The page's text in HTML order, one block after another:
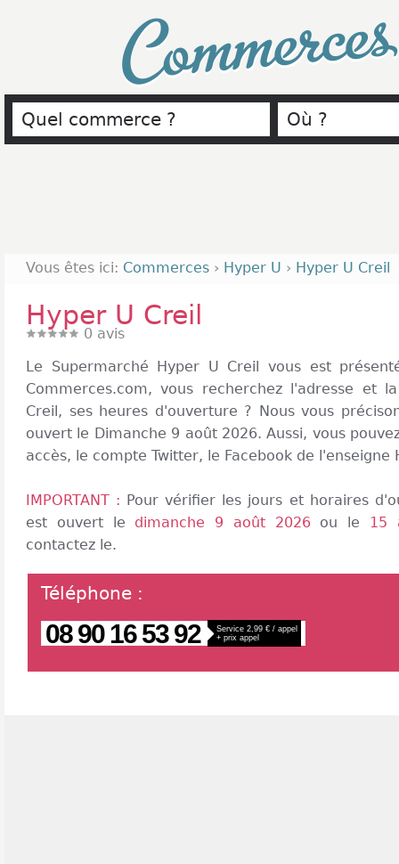
Vous êtes ici: Commerces › Hyper U › Hyper U Creil
Hyper U Creil
0 avis
Le Supermarché Hyper U Creil vous est
Commerces.com, vous recherchez l'adresse et
Creil, ses heures d'ouverture ? Nous vous
ouvert le Dimanche 9 août 2026. Aussi, vous
accès, le compte Twitter, le Facebook de l'enseigne
IMPORTANT : Pour vérifier les jours et horaires
est ouvert le dimanche 9 août 2026ou le 15
contactez le.
Téléphone :
08 90 16 53 92
Service 2,99 € / appel
+ prix appel